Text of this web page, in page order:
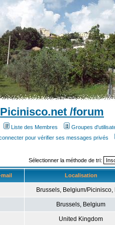
Picinisco.net /forum
Liste des Membres Groupes
pour vérifier ses messages privés
Sélectionner la méthode de tri:
mail Localisation
Brussels, Belgium/Picinisco,
Brussels, Belgium
United Kingdom